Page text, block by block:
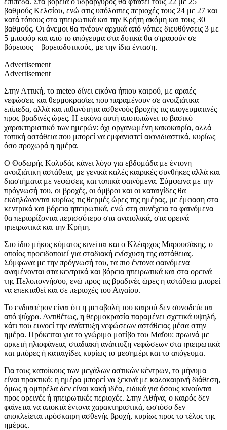
βαθμούς Κελσίου, ενώ στις υπόλοιπες περιοχές τους 24 με 27 και
κατά τόπους στα ηπειρωτικά και την Κρήτη ακόμη και τους 30
βαθμούς. Οι άνεμοι θα πνέουν αρχικά από νότιες διευθύνσεις 3 με
5 μποφόρ και από το απόγευμα στα δυτικά θα στραφούν σε
βόρειους – βορειοδυτικούς, με την ίδια ένταση.
Advertisement
Advertisement
Στην Αττική, το meteo δίνει εικόνα ήπιου καιρού, με αραιές
νεφώσεις και θερμοκρασίες που παραμένουν σε ανοιξιάτικα
επίπεδα, αλλά και πιθανότητα ασθενούς βροχής τις απογευματινές
προς βραδινές ώρες. Η εικόνα αυτή αποτυπώνει το βασικό
χαρακτηριστικό των ημερών: όχι οργανωμένη κακοκαιρία, αλλά
τοπική αστάθεια που μπορεί να εμφανιστεί αιφνιδιαστικά, κυρίως
όσο προχωρά η ημέρα.
Ο Θοδωρής Κολυδάς κάνει λόγο για εβδομάδα με έντονη
ανοιξιάτικη αστάθεια, με γενικά καλές καιρικές συνθήκες αλλά και
διαστήματα με νεφώσεις και τοπικά φαινόμενα. Σύμφωνα με την
πρόγνωσή του, οι βροχές, οι όμβροι και οι καταιγίδες θα
εκδηλώνονται κυρίως τις θερμές ώρες της ημέρας, με έμφαση στα
κεντρικά και βόρεια ηπειρωτικά, ενώ στη συνέχεια τα φαινόμενα
θα περιορίζονται περισσότερο στα ανατολικά, στα ορεινά
ηπειρωτικά και την Κρήτη.
Στο ίδιο μήκος κύματος κινείται και ο Κλέαρχος Μαρουσάκης, ο
οποίος προειδοποιεί για σταδιακή ενίσχυση της αστάθειας.
Σύμφωνα με την πρόγνωσή του, τα πιο έντονα φαινόμενα
αναμένονται στα κεντρικά και βόρεια ηπειρωτικά και στα ορεινά
της Πελοποννήσου, ενώ προς τις βραδινές ώρες η αστάθεια μπορεί
να επεκταθεί και σε περιοχές του Αιγαίου.
Το ενδιαφέρον είναι ότι η μεταβολή του καιρού δεν συνοδεύεται
από ψύχρα. Αντιθέτως, η θερμοκρασία παραμένει σχετικά υψηλή,
κάτι που ευνοεί την ανάπτυξη νεφώσεων αστάθειας μέσα στην
ημέρα. Πρόκειται για το γνώριμο μοτίβο του Μαΐου: πρωινά με
αρκετή ηλιοφάνεια, σταδιακή ανάπτυξη νεφώσεων στα ηπειρωτικά
και μπόρες ή καταιγίδες κυρίως το μεσημέρι και το απόγευμα.
Για τους κατοίκους των μεγάλων αστικών κέντρων, το μήνυμα
είναι πρακτικό: η ημέρα μπορεί να ξεκινά με καλοκαιρινή διάθεση,
όμως η ομπρέλα δεν είναι κακή ιδέα, ειδικά για όσους κινούνται
προς ορεινές ή ηπειρωτικές περιοχές. Στην Αθήνα, ο καιρός δεν
φαίνεται να αποκτά έντονα χαρακτηριστικά, ωστόσο δεν
αποκλείεται πρόσκαιρη ασθενής βροχή, κυρίως προς το τέλος της
ημέρας.